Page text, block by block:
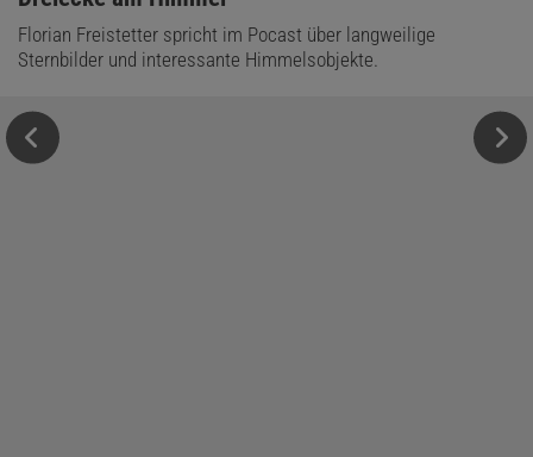
Florian Freistetter spricht im Pocast über langweilige
Sternbilder und interessante Himmelsobjekte.